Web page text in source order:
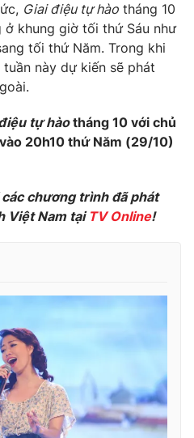
Podcast
Shorts video
VTV Thể thao
Vươn mình bằng AI
VTV8
English
Giai điệu tự hào tháng 10
khung giờ tối thứ Sáu như
tối thứ Năm. Trong khi
này dự kiến sẽ phát
tự hàotháng 10 với chủ
20h10 thứ Năm (29/10)
chương trình đã phát
Việt Nam tại TV Online!